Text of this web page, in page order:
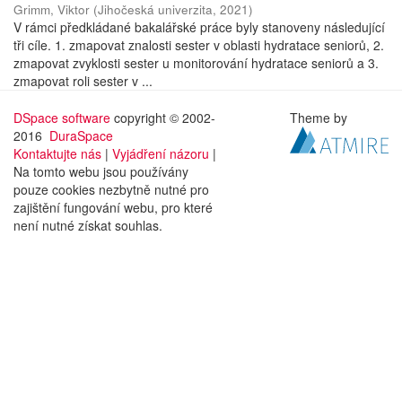
Grimm, Viktor (Jihočeská univerzita, 2021)
V rámci předkládané bakalářské práce byly stanoveny následující
tři cíle. 1. zmapovat znalosti sester v oblasti hydratace seniorů, 2.
zmapovat zvyklosti sester u monitorování hydratace seniorů a 3.
zmapovat roli sester v ...
DSpace software copyright © 2002-
2016 DuraSpace
Kontaktujte nás | Vyjádření názoru |
Na tomto webu jsou používány
pouze cookies nezbytně nutné pro
zajištění fungování webu, pro které
není nutné získat souhlas.
Theme by